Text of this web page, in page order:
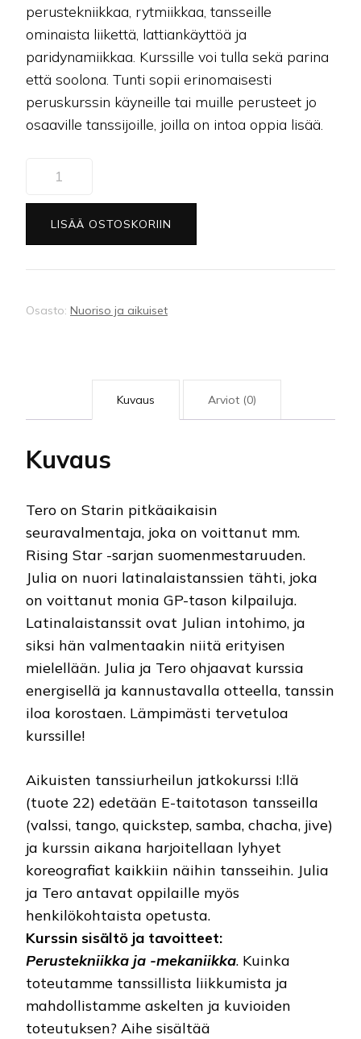
perustekniikkaa, rytmiikkaa, tansseille
ominaista liikettä, lattiankäyttöä ja
paridynamiikkaa. Kurssille voi tulla sekä parina
että soolona. Tunti sopii erinomaisesti
peruskurssin käyneille tai muille perusteet jo
osaaville tanssijoille, joilla on intoa oppia lisää.
määrä
LISÄÄ OSTOSKORIIN
Osasto: Nuoriso ja aikuiset
Kuvaus Arviot (0)
Kuvaus
Tero on Starin pitkäaikaisin
seuravalmentaja, joka on voittanut mm.
Rising Star -sarjan suomenmestaruuden.
Julia on nuori latinalaistanssien tähti, joka
on voittanut monia GP-tason kilpailuja.
Latinalaistanssit ovat Julian intohimo, ja
siksi hän valmentaakin niitä erityisen
mielellään. Julia ja Tero ohjaavat kurssia
energisellä ja kannustavalla otteella, tanssin
iloa korostaen. Lämpimästi tervetuloa
kurssille!
Aikuisten tanssiurheilun jatkokurssi I:llä
(tuote 22) edetään E-taitotason tansseilla
(valssi, tango, quickstep, samba, chacha, jive)
ja kurssin aikana harjoitellaan lyhyet
koreografiat kaikkiin näihin tansseihin. Julia
ja Tero antavat oppilaille myös
henkilökohtaista opetusta.
Kurssin sisältö ja tavoitteet:
Perustekniikka ja -mekaniikka. Kuinka
toteutamme tanssillista liikkumista ja
mahdollistamme askelten ja kuvioiden
toteutuksen? Aihe sisältää